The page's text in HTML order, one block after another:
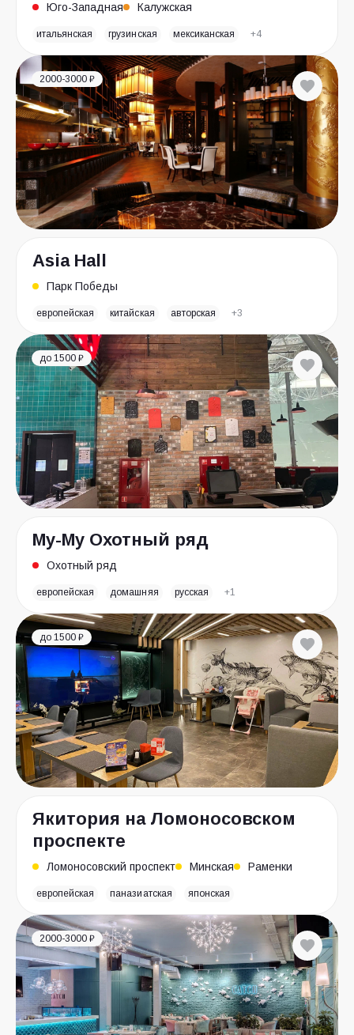
Юго-Западная Калужская
итальянская грузинская мексиканская +4
2000-3000 ₽
Asia Hall
Парк Победы
европейская китайская авторская +3
до 1500 ₽
Му-Му Охотный ряд
Охотный ряд
европейская домашняя русская +1
до 1500 ₽
Якитория на Ломоносовском
проспекте
Ломоносовский проспект Минская Раменки
европейская паназиатская японская
2000-3000 ₽